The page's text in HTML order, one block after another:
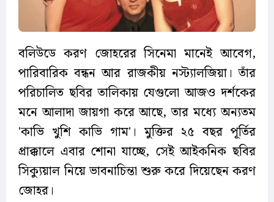
বলিউডে করণ জোহরের সিনেমা মানেই আবেগ,
পারিবারিক বন্ধন আর রাজকীয় নস্ট্যালজিয়া। তাঁর
পরিচালিত ছবির তালিকায় যেগুলো আজও দর্শকের
মনে আলাদা জায়গা করে আছে, তার মধ্যে অন্যতম
'কাভি খুশি কাভি গাম'। মুক্তির ২৫ বছর পূর্তির
প্রাক্কালে এবার শোনা যাচ্ছে, সেই আইকনিক ছবির
সিক্যুয়াল নিয়ে ভাবনাচিন্তা শুরু করে দিয়েছেন করণ
জোহর।